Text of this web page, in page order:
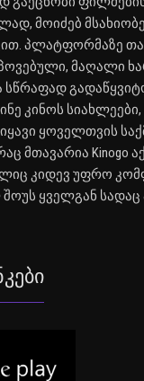
მოიძებ
პლატფორმაზე
მაღალი
სწრაფად
კინოს სიახლეები,
ყოველთვის
მთავარია Kinogo
კიდევ უფრო
ყველგან სადაც